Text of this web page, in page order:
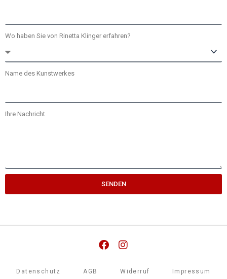
Wo haben Sie von Rinetta Klinger erfahren?
Name des Kunstwerkes
Ihre Nachricht
SENDEN
Facebook
Instagram
Datenschutz AGB Widerruf Impressum